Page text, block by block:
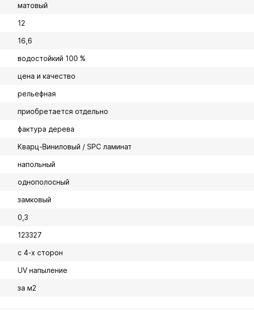
матовый
12
16,6
водостойкий 100 %
цена и качество
рельефная
приобретается отдельно
фактура дерева
Кварц-Виниловый / SPC ламинат
напольный
однополосный
замковый
0,3
123327
с 4-х сторон
UV напыление
за м2